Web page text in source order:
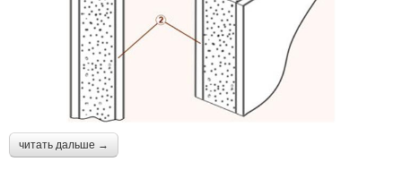
читать дальше →